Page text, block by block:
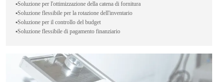
▪️Soluzione per l'ottimizzazione della catena di fornitura
▪️Soluzione flessibile per la rotazione dell'inventario
▪️Soluzione per il controllo del budget
▪️Soluzione flessibile di pagamento finanziario